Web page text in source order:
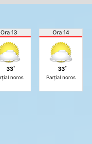
Ora 13
33˚
noros
Ora 14
33˚
Parțial noros